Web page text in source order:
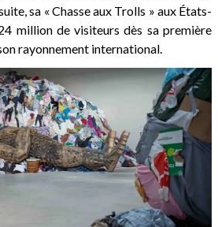
sa « Chasse aux Trolls » aux États-
million de visiteurs dès sa première
rayonnement international.